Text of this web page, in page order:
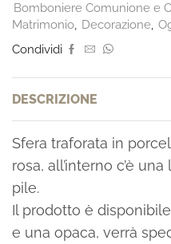
Bomboniere Comunione e
Matrimonio Decorazione
Condividi
DESCRIZIONE
Sfera traforata in
rosa, all’interno c’è
pile.
Il prodotto è
e una opaca, verrà